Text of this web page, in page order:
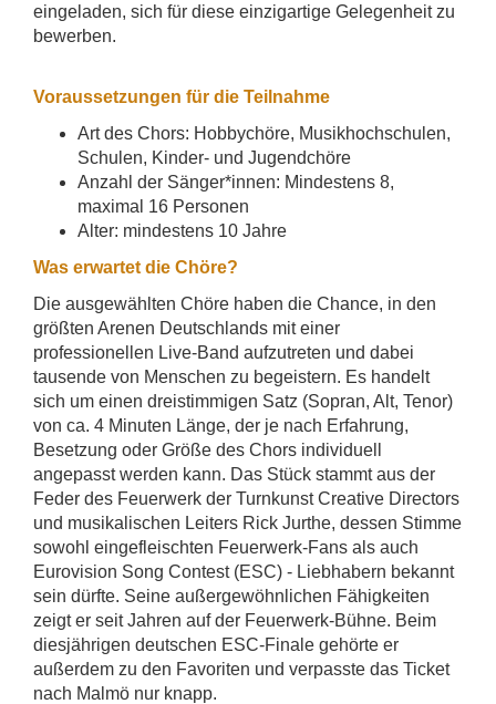
eingeladen, sich für diese einzigartige Gelegenheit zu
bewerben.
Voraussetzungen für die Teilnahme
Art des Chors: Hobbychöre, Musikhochschulen,
Schulen, Kinder- und Jugendchöre
Anzahl der Sänger*innen: Mindestens 8,
maximal 16 Personen
Alter: mindestens 10 Jahre
Was erwartet die Chöre?
Die ausgewählten Chöre haben die Chance, in den
größten Arenen Deutschlands mit einer
professionellen Live-Band aufzutreten und dabei
tausende von Menschen zu begeistern. Es handelt
sich um einen dreistimmigen Satz (Sopran, Alt, Tenor)
von ca. 4 Minuten Länge, der je nach Erfahrung,
Besetzung oder Größe des Chors individuell
angepasst werden kann. Das Stück stammt aus der
Feder des Feuerwerk der Turnkunst Creative Directors
und musikalischen Leiters Rick Jurthe, dessen Stimme
sowohl eingefleischten Feuerwerk-Fans als auch
Eurovision Song Contest (ESC) - Liebhabern bekannt
sein dürfte. Seine außergewöhnlichen Fähigkeiten
zeigt er seit Jahren auf der Feuerwerk-Bühne. Beim
diesjährigen deutschen ESC-Finale gehörte er
außerdem zu den Favoriten und verpasste das Ticket
nach Malmö nur knapp.